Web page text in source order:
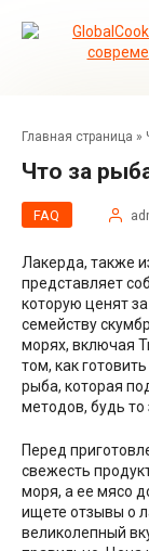
Главная страница »
Что за
FAQ
Лакерда, также
представляет
которую ценят
семейству
морях, включая
том, как
рыба, которая
методов, будь то
Перед
свежесть
моря, а ее мясо
ищете отзывы о
великолепный